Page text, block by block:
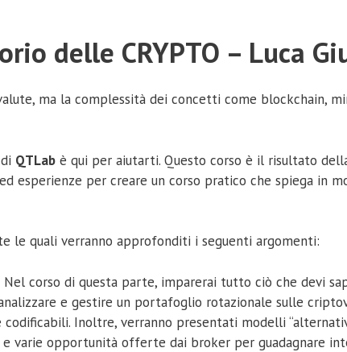
delle CRYPTO – Luca
ma la complessità dei concetti come blockchain,
di QTLab è qui per aiutarti. Questo corso è il risultato
esperienze per creare un corso pratico che spiega in
le quali verranno approfonditi i seguenti argomenti:
Nel corso di questa parte, imparerai tutto ciò che devi
e gestire un portafoglio rotazionale sulle
Inoltre, verranno presentati modelli
e varie opportunità offerte dai broker per guadagnare